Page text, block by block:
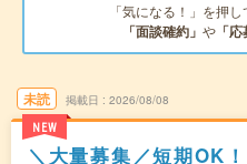
「気になる！」を押
「面談確約」 や 「
未読
NEW
掲載日 2026/08/08
＼大量募集／短期OK